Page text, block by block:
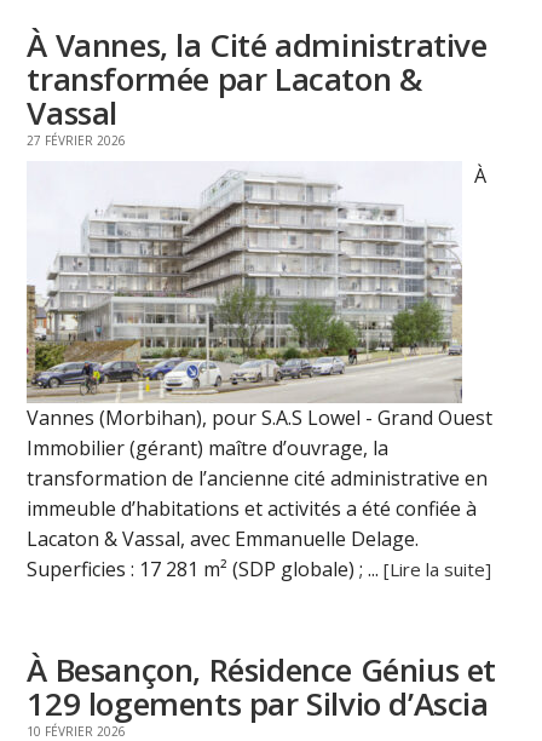
À Vannes, la Cité administrative
transformée par Lacaton &
Vassal
27 FÉVRIER 2026
À
Vannes (Morbihan), pour S.A.S Lowel - Grand Ouest
Immobilier (gérant) maître d’ouvrage, la
transformation de l’ancienne cité administrative en
immeuble d’habitations et activités a été confiée à
Lacaton & Vassal, avec Emmanuelle Delage.
Superficies : 17 281 m² (SDP globale) ; ...[Lire la suite]
À Besançon, Résidence Génius et
129 logements par Silvio d’Ascia
10 FÉVRIER 2026